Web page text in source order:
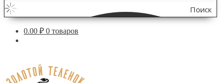
Поиск
по
0.00 ₽ 0 товаров
навигации
содержимому